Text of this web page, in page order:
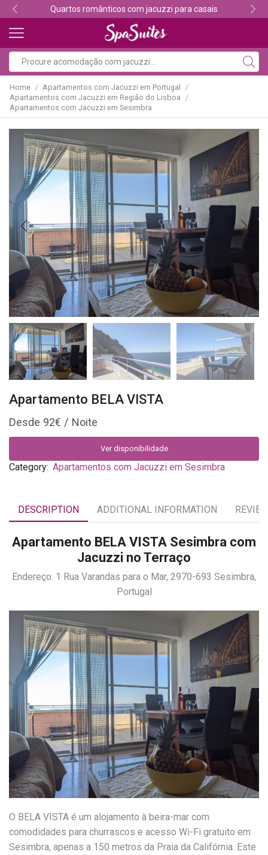
Descubra os melhores alojamentos com jacuzzi
Home / Apartamentos com Jacuzzi em Portugal /
Apartamentos com Jacuzzi em Região do Lisboa /
Apartamentos com Jacuzzi em Sesimbra
Apartamento BELA VISTA
92€
Ver disponibilidade
Category: Apartamentos com Jacuzzi em Sesimbra
DESCRIPTION ADDITIONAL INFORMATION
Apartamento BELA VISTA Sesimbra com
Jacuzzi no Terraço
Endereço: 1 Rua Varandas para o Mar, 2970-693 Sesimbra,
Portugal
O BELA VISTA é um alojamento à beira-mar com
comodidades para churrascos e acesso Wi-Fi gratuito em
Sesimbra, apenas a 150 metros da Praia da Califórnia. Este